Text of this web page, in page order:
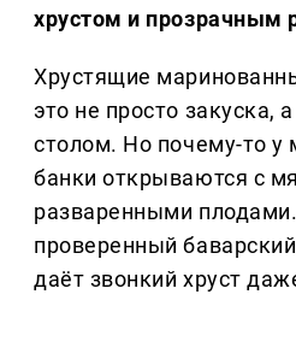
хрустом и прозрачным
Хрустящие
это не просто закуска,
столом. Но почему-то у
банки открываются с
разваренными
проверенный
даёт звонкий хруст